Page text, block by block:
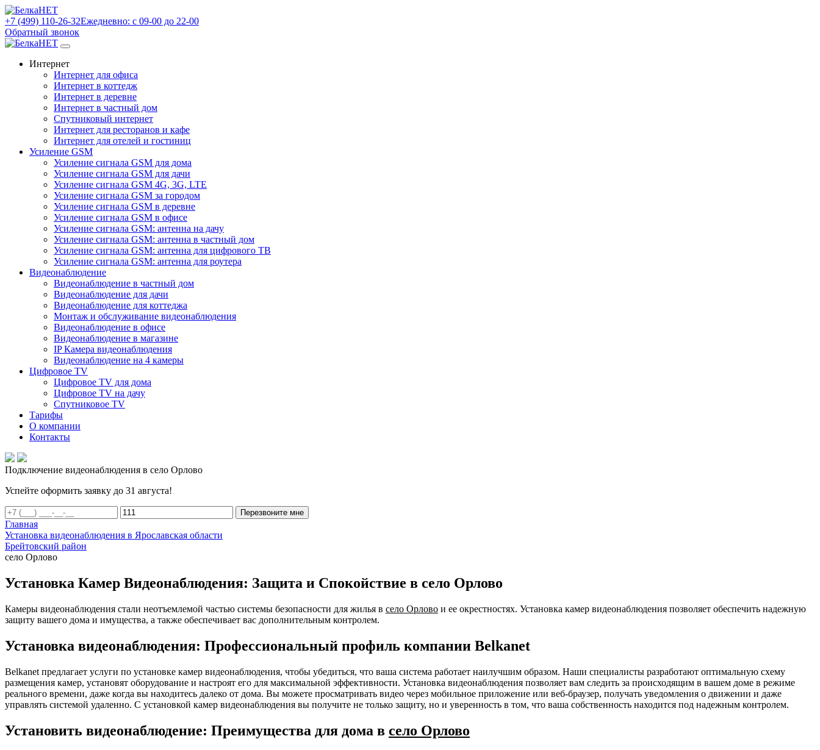
+7 (499) 110-26-32Ежедневно: с 09-00 до 22-00
Обратный звонок
Интернет
Интернет для офиса
Интернет в коттедж
Интернет в деревне
Интернет в частный дом
Спутниковый интернет
Интернет для ресторанов и кафе
Интернет для отелей и гостиниц
Усиление GSM
Усиление сигнала GSM для дома
Усиление сигнала GSM для дачи
Усиление сигнала GSM 4G, 3G, LTE
Усиление сигнала GSM за городом
Усиление сигнала GSM в деревне
Усиление сигнала GSM в офисе
Усиление сигнала GSM: антенна на дачу
Усиление сигнала GSM: антенна в частный дом
Усиление сигнала GSM: антенна для цифрового ТВ
Усиление сигнала GSM: антенна для роутера
Видеонаблюдение
Видеонаблюдение в частный дом
Видеонаблюдение для дачи
Видеонаблюдение для коттеджа
Монтаж и обслуживание видеонаблюдения
Видеонаблюдение в офисе
Видеонаблюдение в магазине
IP Камера видеонаблюдения
Видеонаблюдение на 4 камеры
Цифровое TV
Цифровое TV для дома
Цифровое TV на дачу
Спутниковое TV
Тарифы
О компании
Контакты
Подключение видеонаблюдения в село Орлово
Успейте оформить заявку до 31 августа!
Перезвоните мне
Главная
Установка видеонаблюдения в Ярославская области
Брейтовский район
село Орлово
Установка Камер Видеонаблюдения: Защита и Спокойствие в село Орлово
Камеры видеонаблюдения стали неотъемлемой частью системы безопасности для жилья в село Орлово и ее окрестностях. Установка камер видеонаблюдения позволяет обеспечить надежную
защиту вашего дома и имущества, а также обеспечивает вас дополнительным контролем.
Установка видеонаблюдения: Профессиональный профиль компании Belkanet
Belkanet предлагает услуги по установке камер видеонаблюдения, чтобы убедиться, что ваша система работает наилучшим образом. Наши специалисты разработают оптимальную схему
размещения камер, установят оборудование и настроят его для максимальной эффективности. Установка видеонаблюдения позволяет вам следить за происходящим в вашем доме в режиме
реального времени, даже когда вы находитесь далеко от дома. Вы можете просматривать видео через мобильное приложение или веб-браузер, получать уведомления о движении и даже
управлять системой удаленно. С установкой камер видеонаблюдения вы получите не только защиту, но и уверенность в том, что ваша собственность находится под надежным контролем.
Установить видеонаблюдение: Преимущества для дома в село Орлово